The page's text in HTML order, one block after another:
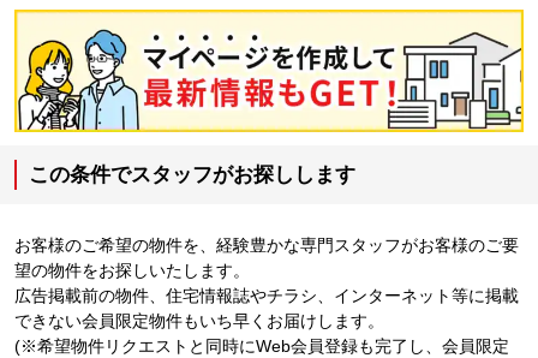
この条件でスタッフがお探しします
お客様のご希望の物件を、経験豊かな専門スタッフがお客様のご要
望の物件をお探しいたします。
広告掲載前の物件、住宅情報誌やチラシ、インターネット等に掲載
できない会員限定物件もいち早くお届けします。
(※希望物件リクエストと同時にWeb会員登録も完了し、会員限定